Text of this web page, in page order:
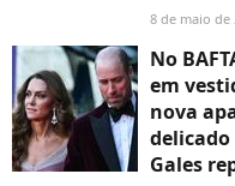
8 de maio de
No
em
nova
delicado
Gales